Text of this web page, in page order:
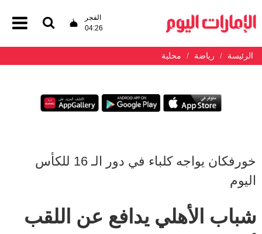
الفجر
04:26
الرئيسة رياضة محلية
خورفكان يواجه كلباء في دور الـ 16 للكأس
اليوم
شباب الأهلي يدافع عن اللقب